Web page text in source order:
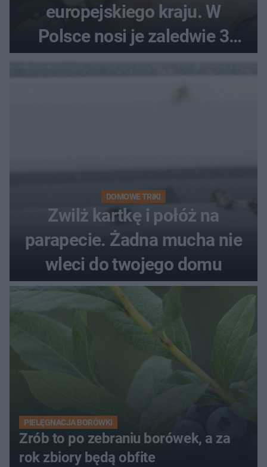
europejskiego kraju. W
Polsce nosi je zaledwie 3
DOMOWE TRIKI
Zwilż kartkę i połóż na
parapecie. Żadna mucha nie
wleci do twojego domu
PIELĘGNACJA BORÓWKI
Zrób to po zebraniu borówek, a za
rok zbiory będą obfite